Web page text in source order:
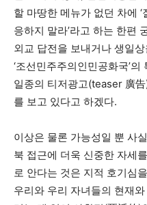
할 마땅한 메뉴가 없던 차에 ‘
응하지 말라’라고 하는 한편
외교 답전을 보내거나 생일
‘조선민주주의인민공화국’
일종의 티저광고(teaser 廣
를 보고 있다고 하겠다.
이상은 물론 가능성일 뿐 사
북 접근에 더욱 신중한 자세
로 안다는 것은 지적 호기심
우리와 우리 자녀들의 현재